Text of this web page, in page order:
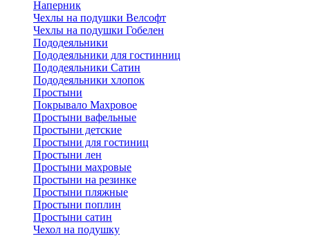
Наперник
Чехлы на подушки Велсофт
Чехлы на подушки Гобелен
Пододеяльники
Пододеяльники для гостинниц
Пододеяльники Сатин
Пододеяльники хлопок
Простыни
Покрывало Махровое
Простыни вафельные
Простыни детские
Простыни для гостиниц
Простыни лен
Простыни махровые
Простыни на резинке
Простыни пляжные
Простыни поплин
Простыни сатин
Чехол на подушку